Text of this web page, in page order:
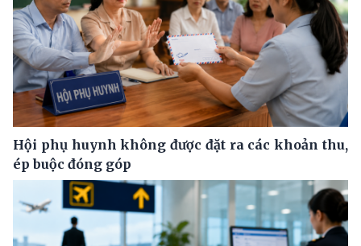
Hội phụ huynh không được đặt ra các khoản thu,
ép buộc đóng góp